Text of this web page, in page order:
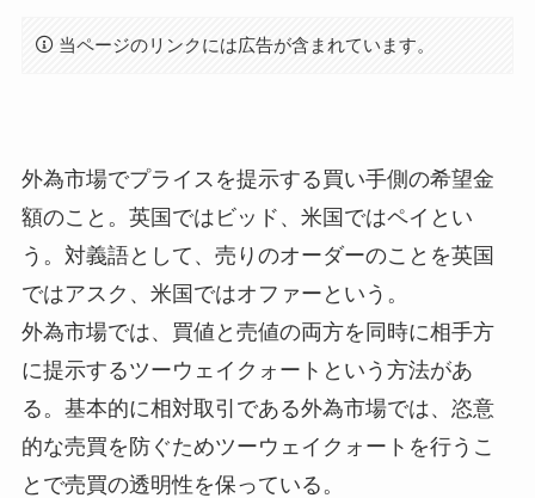
当ページのリンクには広告が含まれています。
外為市場でプライスを提示する買い手側の希望金
額のこと。英国ではビッド、米国ではペイとい
う。対義語として、売りのオーダーのことを英国
ではアスク、米国ではオファーという。
外為市場では、買値と売値の両方を同時に相手方
に提示するツーウェイクォートという方法があ
る。基本的に相対取引である外為市場では、恣意
的な売買を防ぐためツーウェイクォートを行うこ
とで売買の透明性を保っている。